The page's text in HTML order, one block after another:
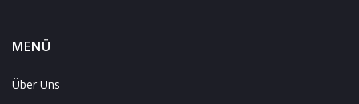
MENÜ
Über Uns